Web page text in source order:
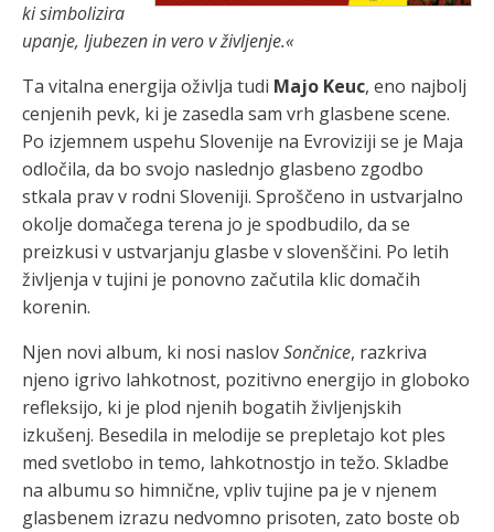
ki simbolizira
upanje, ljubezen in vero v življenje.«
Ta vitalna energija oživlja tudi Majo Keuc, eno najbolj
cenjenih pevk, ki je zasedla sam vrh glasbene scene.
Po izjemnem uspehu Slovenije na Evroviziji se je Maja
odločila, da bo svojo naslednjo glasbeno zgodbo
stkala prav v rodni Sloveniji. Sproščeno in ustvarjalno
okolje domačega terena jo je spodbudilo, da se
preizkusi v ustvarjanju glasbe v slovenščini. Po letih
življenja v tujini je ponovno začutila klic domačih
korenin.
Njen novi album, ki nosi naslovSončnice, razkriva
njeno igrivo lahkotnost, pozitivno energijo in globoko
refleksijo, ki je plod njenih bogatih življenjskih
izkušenj. Besedila in melodije se prepletajo kot ples
med svetlobo in temo, lahkotnostjo in težo. Skladbe
na albumu so himnične, vpliv tujine pa je v njenem
glasbenem izrazu nedvomno prisoten, zato boste ob